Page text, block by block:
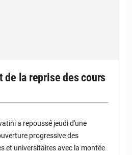
de la reprise des cours
a repoussé jeudi d'une
progressive des
et universitaires avec la montée